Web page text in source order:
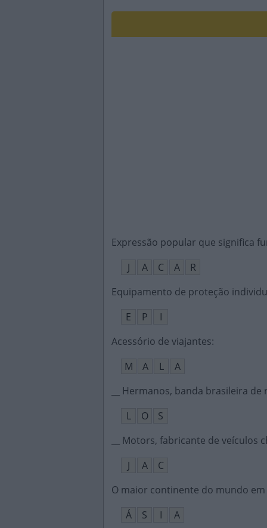
Expressão popular que significa
J
A C A
R
Equipamento de proteção
E
P
I
Acessório de viajantes:
M
A L
A
__ Hermanos, banda brasileira
L
O
S
__ Motors, fabricante de veículos
J
A
C
O maior continente do mundo em
Á
S I
A